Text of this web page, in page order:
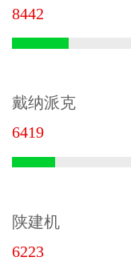
8442
戴纳派克
6419
陕建机
6223